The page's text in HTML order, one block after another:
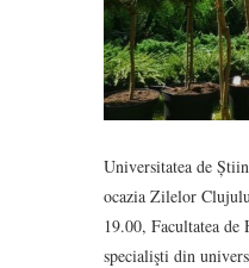
Universitatea de
ocazia Zilelor
19.00, Facultatea
specialişti din